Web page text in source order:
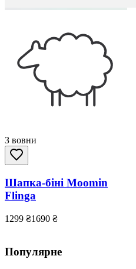
З вовни
Шапка-біні Moomin
Flinga
1299 ₴1690 ₴
Популярне